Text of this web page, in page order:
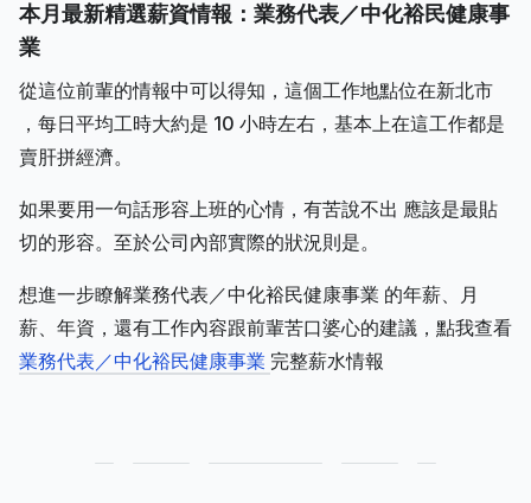
本月最新精選薪資情報：業務代表／中化裕民健康事
業
從這位前輩的情報中可以得知，這個工作地點位在新北市
，每日平均工時大約是 10 小時左右，基本上在這工作都是
賣肝拼經濟。
如果要用一句話形容上班的心情，有苦說不出 應該是最貼
切的形容。至於公司內部實際的狀況則是。
想進一步瞭解業務代表／中化裕民健康事業 的年薪、月
薪、年資，還有工作內容跟前輩苦口婆心的建議，點我查看
業務代表／中化裕民健康事業 完整薪水情報